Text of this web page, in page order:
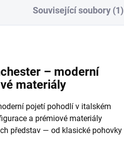
Související soubory (1)
– moderní
materiály
pojetí pohodlí v italském
a prémiové materiály
představ — od klasické pohovky